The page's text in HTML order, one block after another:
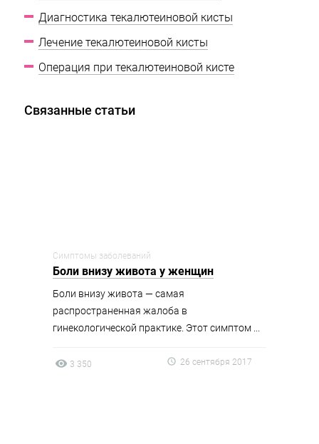
Диагностика текалютеиновой кисты
Лечение текалютеиновой кисты
Операция при текалютеиновой кисте
Связанные статьи
Симптомы заболеваний
Боли внизу живота у женщин
Боли внизу живота — самая
распространенная жалоба в
гинекологической практике. Этот симптом ...
3 350 26 сентября 2017